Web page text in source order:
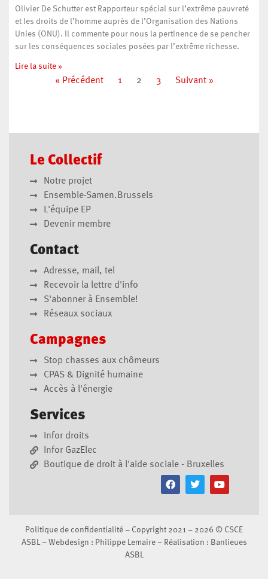
Olivier De Schutter est Rapporteur spécial sur l’extrême pauvreté
et les droits de l’homme auprès de l’Organisation des Nations
Unies (ONU). Il commente pour nous la pertinence de se pencher
sur les conséquences sociales posées par l’extrême richesse.
Lire la suite »
« Précédent 1 2 3 Suivant »
Le Collectif
Notre projet
Ensemble-Samen.Brussels
L'équipe EP
Devenir membre
Contact
Adresse, mail, tel
Recevoir la lettre d'info
S'abonner à Ensemble!
Réseaux sociaux
Campagnes
Stop chasses aux chômeurs
CPAS & Dignité humaine
Accès à l'énergie
Services
Infor droits
Infor GazElec
Boutique de droit à l'aide sociale - Bruxelles
Politique de confidentialité – Copyright 2021 – 2026 © CSCE
ASBL
– Webdesign : Philippe Lemaire– Réalisation : Banlieues
ASBL